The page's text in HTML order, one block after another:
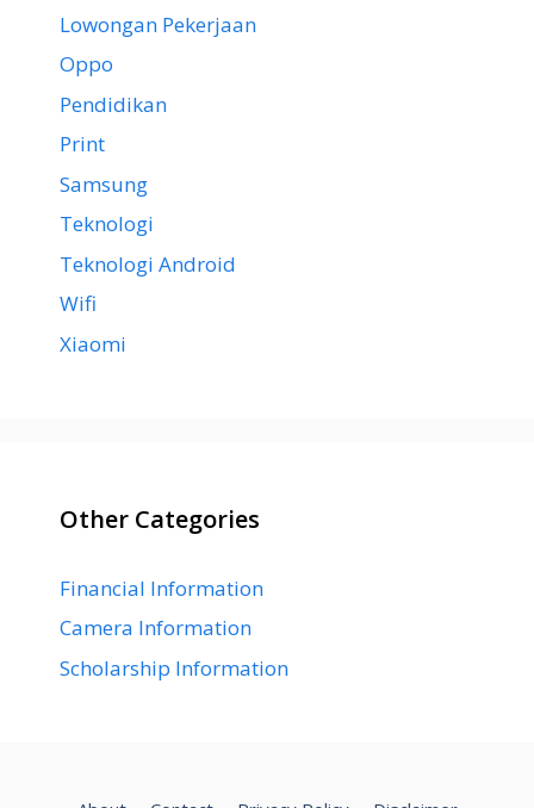
Lowongan Pekerjaan
Oppo
Pendidikan
Print
Samsung
Teknologi
Teknologi Android
Wifi
Xiaomi
Other Categories
Financial Information
Camera Information
Scholarship Information